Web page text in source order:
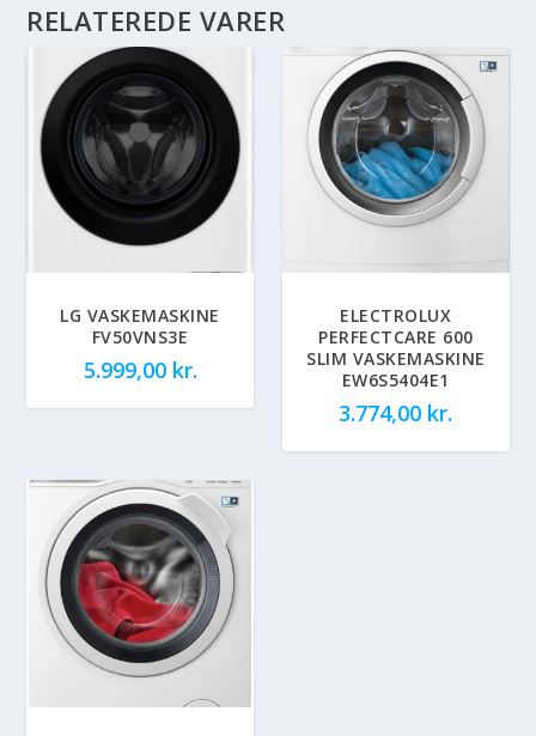
RELATEREDE VARER
LG VASKEMASKINE
FV50VNS3E
5.999,00 kr.
ELECTROLUX
PERFECTCARE 600
SLIM VASKEMASKINE
EW6S5404E1
3.774,00 kr.